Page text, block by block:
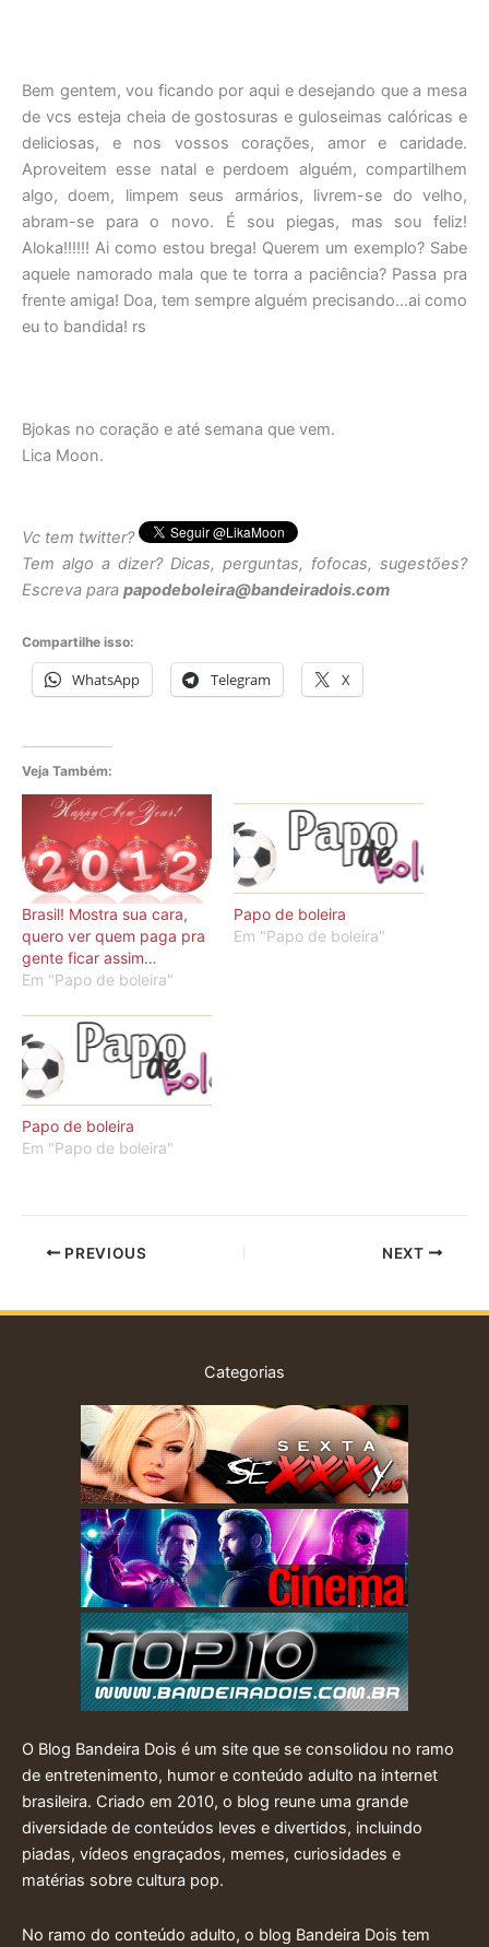
Bem gentem, vou ficando por aqui e desejando que a mesa
de vcs esteja cheia de gostosuras e guloseimas calóricas e
deliciosas, e nos vossos corações, amor e caridade.
Aproveitem esse natal e perdoem alguém, compartilhem
algo, doem, limpem seus armários, livrem-se do velho,
abram-se para o novo. É sou piegas, mas sou feliz!
Aloka!!!!!! Ai como estou brega! Querem um exemplo? Sabe
aquele namorado mala que te torra a paciência? Passa pra
frente amiga! Doa, tem sempre alguém precisando…ai como
eu to bandida! rs
Bjokas no coração e até semana que vem.
Lica Moon.
Vc tem twitter?
Tem algo a dizer? Dicas, perguntas, fofocas, sugestões?
Escreva para papodeboleira@bandeiradois.com
Compartilhe isso:
WhatsApp Telegram X
Veja Também:
Brasil! Mostra sua cara,
quero ver quem paga pra
gente ficar assim…
Em "Papo de boleira"
Papo de boleira
Em "Papo de boleira"
Papo de boleira
Em "Papo de boleira"
PREVIOUS NEXT
Categorias
O Blog Bandeira Dois é um site que se consolidou no ramo
de entretenimento, humor e conteúdo adulto na internet
brasileira. Criado em 2010, o blog reune uma grande
diversidade de conteúdos leves e divertidos, incluindo
piadas, vídeos engraçados, memes, curiosidades e
matérias sobre cultura pop.
No ramo do conteúdo adulto, o blog Bandeira Dois tem